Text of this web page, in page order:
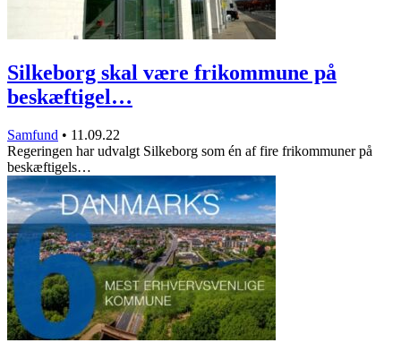
Silkeborg skal være frikommune på
beskæftigel…
Samfund • 11.09.22
Regeringen har udvalgt Silkeborg som én af fire frikommuner på
beskæftigels…